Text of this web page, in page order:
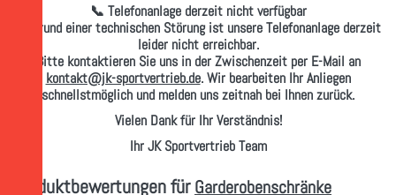
📞 Telefonanlage derzeit nicht verfügbar
Aufgrund einer technischen Störung ist unsere Telefonanlage derzeit
leider nicht erreichbar.
Bitte kontaktieren Sie uns in der Zwischenzeit per E-Mail an
kontakt@jk-sportvertrieb.de. Wir bearbeiten Ihr Anliegen
schnellstmöglich und melden uns zeitnah bei Ihnen zurück.
Vielen Dank für Ihr Verständnis!
Ihr JK Sportvertrieb Team
Produktbewertungen für Garderobenschränke